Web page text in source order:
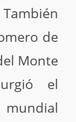
de
Monte
el
mundial